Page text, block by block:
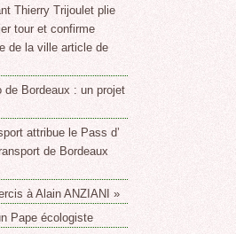
Thierry Trijoulet plie
tour et confirme
de la ville article de
de Bordeaux : un projet
attribue le Pass d’
de Bordeaux
à Alain ANZIANI »
Pape écologiste